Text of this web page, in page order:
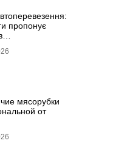
пропонує
мясорубки
от